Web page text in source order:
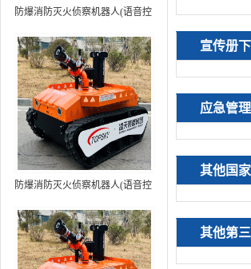
防爆消防灭火侦察机器人(语音控
MC80BD（第6代）
防爆消防灭火侦察机器人(语音控
RXR-MC80BD（第7代）
宣传册
应急管
其他国
其他第